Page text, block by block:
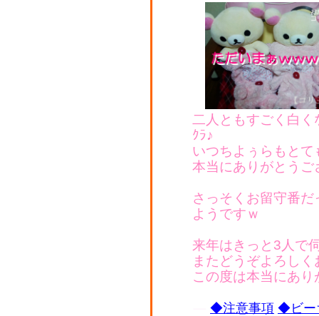
二人ともすごく白
ｸﾗ♪
いつちよぅらもと
本当にありがとう
さっそくお留守番
ようですｗ
来年はきっと3人で
またどうぞよろし
この度は本当にあ
◆注意事項 ◆ビー